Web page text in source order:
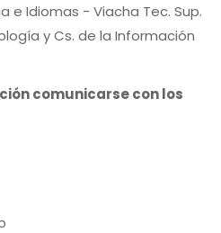
e Idiomas - Viacha Tec. Sup.
y Cs. de la Información
comunicarse con los